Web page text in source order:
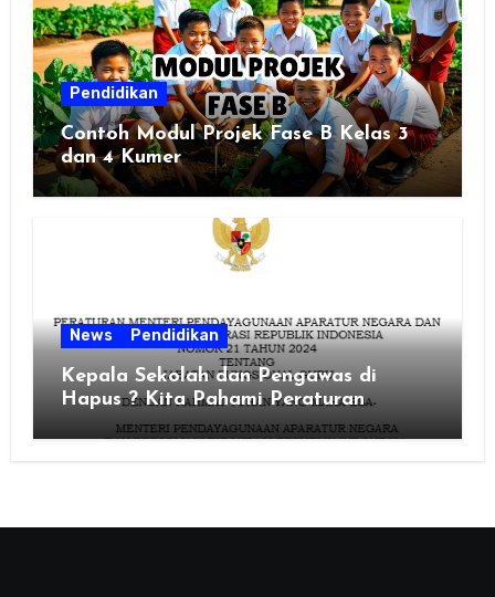
Pendidikan
Contoh Modul Projek Fase B Kelas 3
dan 4 Kumer
News Pendidikan
Kepala Sekolah dan Pengawas di
Hapus ? Kita Pahami Peraturan
MenPAN RB Nomor 21 Tahun 2024